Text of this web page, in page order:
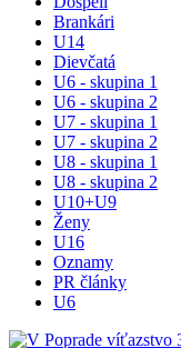
Brankári
U14
Dievčatá
U6 - skupina 1
U6 - skupina 2
U7 - skupina 1
U7 - skupina 2
U8 - skupina 1
U8 - skupina 2
U10+U9
Ženy
U16
Oznamy
PR články
U6